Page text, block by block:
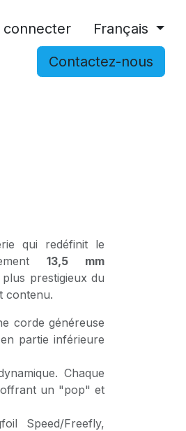
connecter
Français
Contactez-nous
qui redéfinit le
13,5 mm
prestigieux du
contenu.
corde généreuse
partie inférieure
Chaque
offrant un "pop" et
Speed/Freefly,